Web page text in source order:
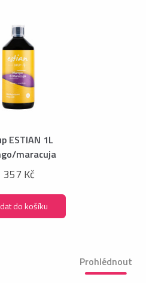
ESTIAN 1L
maracuja
357 Kč
do košíku
Prohlédnout